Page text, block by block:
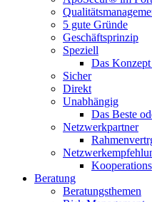
5 gute Gründe
Geschäftsprinzip
Speziell
Das
Sicher
Direkt
Unabhängig
Das Beste
Netzwerkpartner
Beratung
Beratungsthemen